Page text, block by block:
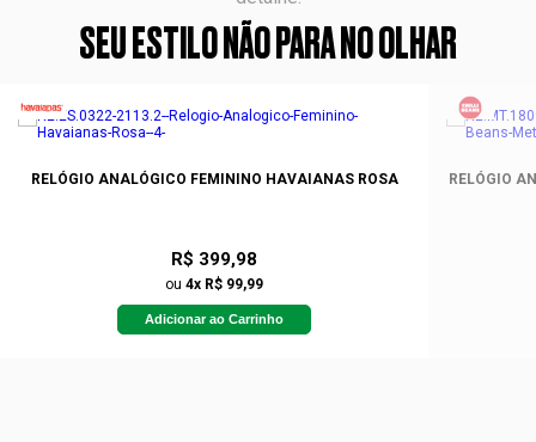
SEU ESTILO NÃO PARA NO OLHAR
RELÓGIO ANALÓGICO FEMININO HAVAIANAS ROSA
R$ 399,98
ou 4x R$ 99,99
Adicionar ao Carrinho
RELÓGIO